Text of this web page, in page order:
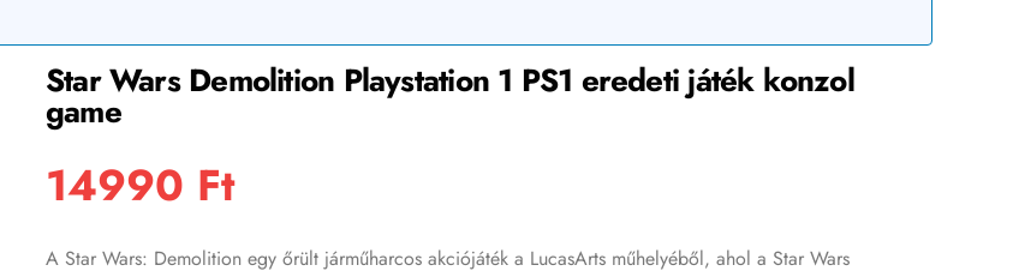
Star Wars Demolition Playstation 1 PS1 eredeti játék konzol
game
14990 Ft
A Star Wars: Demolition egy őrült járműharcos akciójáték a LucasArts műhelyéből, ahol a Star Wars